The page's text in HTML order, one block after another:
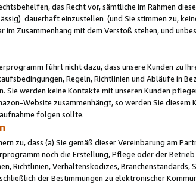
das Recht vor, sämtliche im Rahmen
dauerhaft einzustellen (und Sie stimmen zu,
Zusammenhang mit dem Verstoß stehen, und
führt nicht dazu, dass unsere Kunden zu
Regeln, Richtlinien und Abläufe in
Sie werden keine Kontakte mit unseren Kunden
Website zusammenhängt, so werden Sie
folgen sollte.
zu, dass (a) Sie gemäß dieser Vereinbarung am
noch die Erstellung, Pflege oder der
Richtlinien, Verhaltenskodizes,
der Bestimmungen zu elektronischer